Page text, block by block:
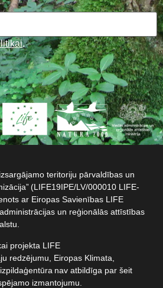
.
teritoriju pārvaldības un
(LIFE19IPE/LV/000010 LIFE-
ar Eiropas Savienības LIFE
un reģionālās attīstības
projekta LIFE
redzējumu, Eiropas Klimata,
nav atbildīga par šeit
izmantojumu.​